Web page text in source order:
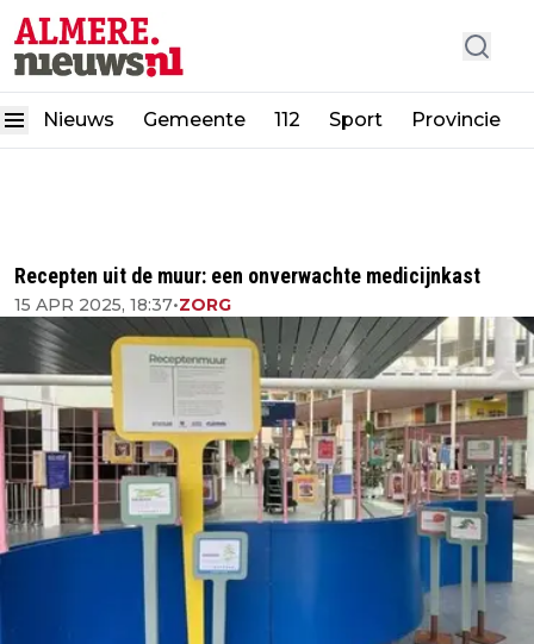
Nieuws Gemeente 112 Sport Provincie
Recepten uit de muur: een onverwachte medicijnkast
15 APR 2025, 18:37•ZORG